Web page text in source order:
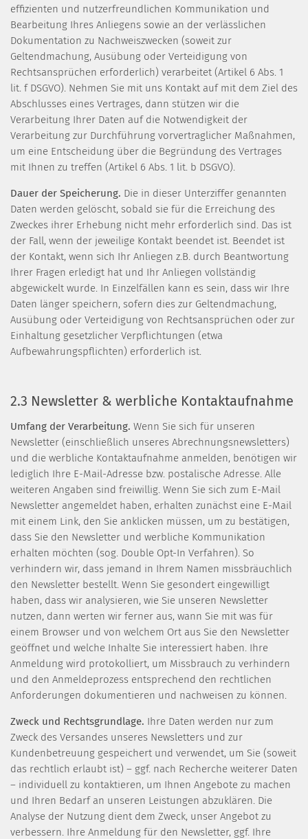
effizienten und nutzerfreundlichen Kommunikation und
Bearbeitung Ihres Anliegens sowie an der verlässlichen
Dokumentation zu Nachweiszwecken (soweit zur
Geltendmachung, Ausübung oder Verteidigung von
Rechtsansprüchen erforderlich) verarbeitet (Artikel 6 Abs. 1
lit. f DSGVO). Nehmen Sie mit uns Kontakt auf mit dem Ziel des
Abschlusses eines Vertrages, dann stützen wir die
Verarbeitung Ihrer Daten auf die Notwendigkeit der
Verarbeitung zur Durchführung vorvertraglicher Maßnahmen,
um eine Entscheidung über die Begründung des Vertrages
mit Ihnen zu treffen (Artikel 6 Abs. 1 lit. b DSGVO).
Dauer der Speicherung. Die in dieser Unterziffer genannten
Daten werden gelöscht, sobald sie für die Erreichung des
Zweckes ihrer Erhebung nicht mehr erforderlich sind. Das ist
der Fall, wenn der jeweilige Kontakt beendet ist. Beendet ist
der Kontakt, wenn sich Ihr Anliegen z.B. durch Beantwortung
Ihrer Fragen erledigt hat und Ihr Anliegen vollständig
abgewickelt wurde. In Einzelfällen kann es sein, dass wir Ihre
Daten länger speichern, sofern dies zur Geltendmachung,
Ausübung oder Verteidigung von Rechtsansprüchen oder zur
Einhaltung gesetzlicher Verpflichtungen (etwa
Aufbewahrungspflichten) erforderlich ist.
2.3 Newsletter & werbliche Kontaktaufnahme
Umfang der Verarbeitung. Wenn Sie sich für unseren
Newsletter (einschließlich unseres Abrechnungsnewsletters)
und die werbliche Kontaktaufnahme anmelden, benötigen wir
lediglich Ihre E-Mail-Adresse bzw. postalische Adresse. Alle
weiteren Angaben sind freiwillig. Wenn Sie sich zum E-Mail
Newsletter angemeldet haben, erhalten zunächst eine E-Mail
mit einem Link, den Sie anklicken müssen, um zu bestätigen,
dass Sie den Newsletter und werbliche Kommunikation
erhalten möchten (sog. Double Opt-In Verfahren). So
verhindern wir, dass jemand in Ihrem Namen missbräuchlich
den Newsletter bestellt. Wenn Sie gesondert eingewilligt
haben, dass wir analysieren, wie Sie unseren Newsletter
nutzen, dann werten wir ferner aus, wann Sie mit was für
einem Browser und von welchem Ort aus Sie den Newsletter
geöffnet und welche Inhalte Sie interessiert haben. Ihre
Anmeldung wird protokolliert, um Missbrauch zu verhindern
und den Anmeldeprozess entsprechend den rechtlichen
Anforderungen dokumentieren und nachweisen zu können.
Zweck und Rechtsgrundlage. Ihre Daten werden nur zum
Zweck des Versandes unseres Newsletters und zur
Kundenbetreuung gespeichert und verwendet, um Sie (soweit
das rechtlich erlaubt ist) – ggf. nach Recherche weiterer Daten
– individuell zu kontaktieren, um Ihnen Angebote zu machen
und Ihren Bedarf an unseren Leistungen abzuklären. Die
Analyse der Nutzung dient dem Zweck, unser Angebot zu
verbessern. Ihre Anmeldung für den Newsletter, ggf. Ihre